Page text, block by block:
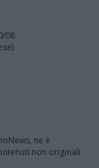
08
ne è
non originali